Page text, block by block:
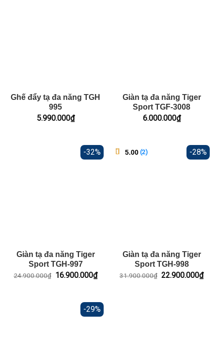
Ghế đẩy tạ đa năng TGH
995
5.990.000₫
Giàn tạ đa năng Tiger
Sport TGF-3008
6.000.000₫
-32%
Giàn tạ đa năng Tiger
Sport TGH-997
24.900.000₫ Giá
16.900.000₫Giá
hiện
16.900.000₫.
-28%
5.00 (2)
Giàn tạ đa năng Tiger
Sport TGH-998
31.900.000₫ Giá
22.900.000₫Giá
hiện
-29%